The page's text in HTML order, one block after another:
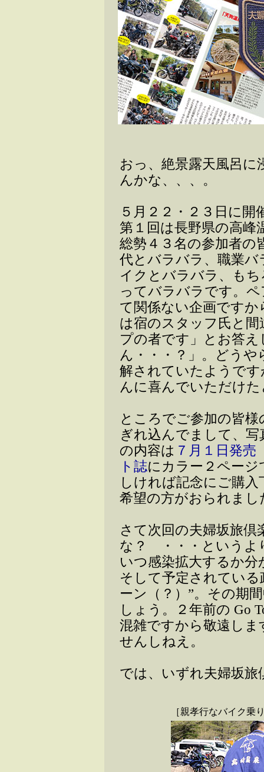
おっ、絶景露天風呂
んかな、、、。
５月２２・２３日に開
第１回は長野県の高峰
総勢４３名の参加者の
代とバラバラ、職業
イクとバラバラ、も
ってバラバラです。
て関係ない企画です
は宿のスタッフ氏と
プの者です」とお答
ん・・・？」。どうや
解されていたようで
んに喜んでいただけ
ところでご参加の皆
ぎれ込んでまして、
の内容は ７月１日発
ト誌にカラー２ペー
しければ記念にご購
希望の方がおられま
さて次回の夫婦坂旅
な？ ・・・というよ
いつ感染拡大するか
そして予定されている
ーン（？）”。その期
しょう。２年前の Go
混雑ですから敬遠し
せんしねえ。
では、いずれ夫婦坂
［親孝行なバイク乗